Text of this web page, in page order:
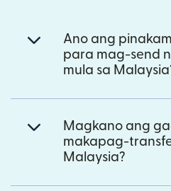
Ano ang
para mag-send
mula sa
Magkano ang
makapag-
Malaysia?